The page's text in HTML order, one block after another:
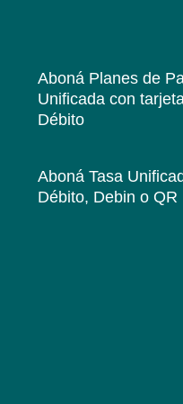
Aboná Planes de
Unificadacon
Débito
Aboná Tasa
Débito, Debin o QR